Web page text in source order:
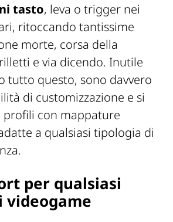
tasto, leva o trigger nei
ritoccando tantissime
morte, corsa della
e via dicendo. Inutile
tutto questo, sono davvero
di customizzazione e si
profili con mappature
a qualsiasi tipologia di
per qualsiasi